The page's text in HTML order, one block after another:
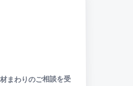
まわりのご相談を受